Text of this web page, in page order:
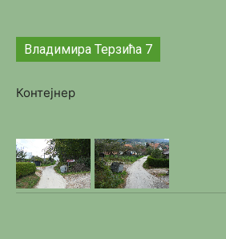
Владимира Терзића 7
Контејнер